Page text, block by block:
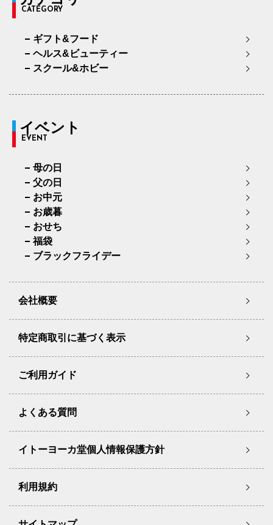
CATEGORY
ギフト&フード
ヘルス&ビューティー
スクール&ホビー
イベント
EVENT
母の日
父の日
お中元
お歳暮
おせち
福袋
ブラックフライデー
会社概要
特定商取引に基づく表示
ご利用ガイド
よくある質問
イトーヨーカ堂個人情報保護方針
利用規約